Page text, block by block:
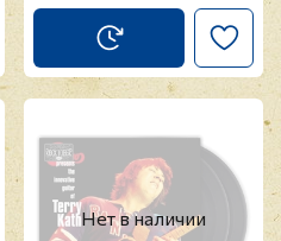
Нет в наличии